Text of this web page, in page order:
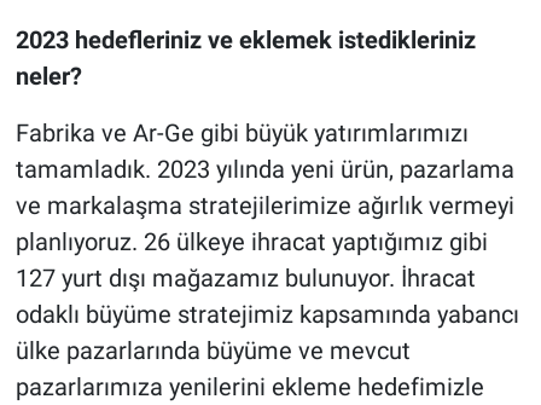
2023 hedefleriniz ve eklemek istedikleriniz
neler?
Fabrika ve Ar-Ge gibi büyük yatırımlarımızı
tamamladık. 2023 yılında yeni ürün, pazarlama
ve markalaşma stratejilerimize ağırlık vermeyi
planlıyoruz. 26 ülkeye ihracat yaptığımız gibi
127 yurt dışı mağazamız bulunuyor. İhracat
odaklı büyüme stratejimiz kapsamında yabancı
ülke pazarlarında büyüme ve mevcut
pazarlarımıza yenilerini ekleme hedefimizle